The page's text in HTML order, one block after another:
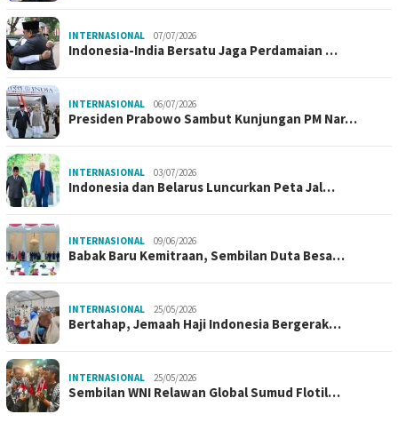
INTERNASIONAL 07/07/2026
Indonesia-India Bersatu Jaga Perdamaian …
INTERNASIONAL 06/07/2026
Presiden Prabowo Sambut Kunjungan PM Nar…
INTERNASIONAL 03/07/2026
Indonesia dan Belarus Luncurkan Peta Jal…
INTERNASIONAL 09/06/2026
Babak Baru Kemitraan, Sembilan Duta Besa…
INTERNASIONAL 25/05/2026
Bertahap, Jemaah Haji Indonesia Bergerak…
INTERNASIONAL 25/05/2026
Sembilan WNI Relawan Global Sumud Flotil…